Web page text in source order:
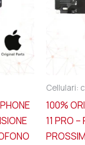
Cellulari:
100%
11 PRO –